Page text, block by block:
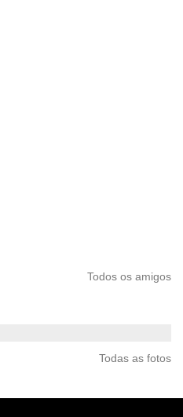
Todos os amigos
Todas as fotos